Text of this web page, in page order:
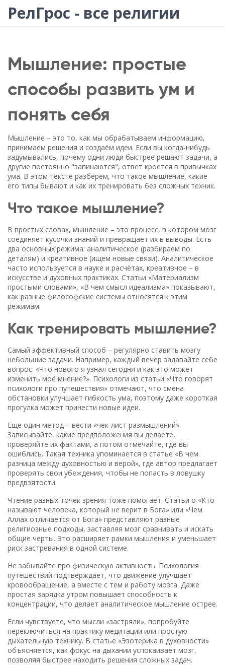
РелГрос - все религии
Мышление: простые
способы развить ум и
понять себя
Мышление – это то, как мы обрабатываем информацию,
принимаем решения и создаём идеи. Если вы когда‑нибудь
задумывались, почему одни люди быстрее решают задачи, а
другие постоянно "запинаются", ответ кроется в привычках
ума. В этом тексте разберём, что такое мышление, какие
его типы бывают и как их тренировать без сложных техник.
Что такое мышление?
В простых словах, мышление – это процесс, в котором мозг
соединяет кусочки знаний и превращает их в выводы. Есть
два основных режима: аналитическое (разбираем по
деталям) и креативное (ищем новые связи). Аналитическое
часто используется в науке и расчётах, креативное – в
искусстве и духовных практиках. Статьи «Материализм
простыми словами», «В чем смысл идеализма» показывают,
как разные философские системы относятся к этим
режимам.
Как тренировать мышление?
Самый эффективный способ – регулярно ставить мозгу
небольшие задачи. Например, каждый вечер задавайте себе
вопрос: «Что нового я узнал сегодня и как это может
изменить моё мнение?». Психологи из статьи «Что говорят
психологи про путешествия» отмечают, что смена
обстановки улучшает гибкость ума, поэтому даже короткая
прогулка может принести новые идеи.
Еще один метод – вести «чек‑лист размышлений».
Записывайте, какие предположения вы делаете,
проверяйте их фактами, а потом отмечайте, где вы
ошиблись. Такая техника упоминается в статье «В чем
разница между духовностью и верой», где автор предлагает
проверять свои убеждения, чтобы не попасть в ловушку
предвзятости.
Чтение разных точек зрения тоже помогает. Статьи о «Кто
называют человека, который не верит в Бога» или «Чем
Аллах отличается от Бога» представляют разные
религиозные подходы, заставляя мозг сравнивать и искать
общие черты. Это расширяет рамки мышления и уменьшает
риск застревания в одной системе.
Не забывайте про физическую активность. Психология
путешествий подтверждает, что движение улучшает
кровообращение, а вместе с тем и работу мозга. Даже
простая зарядка утром повышает способность к
концентрации, что делает аналитическое мышление острее.
Если чувствуете, что мысли «застряли», попробуйте
переключиться на практику медитации или простую
дыхательную технику. В статье «Эзотерика в духовности»
объясняется, как фокус на дыхании успокаивает мозг,
позволяя быстрее находить решения сложных задач.